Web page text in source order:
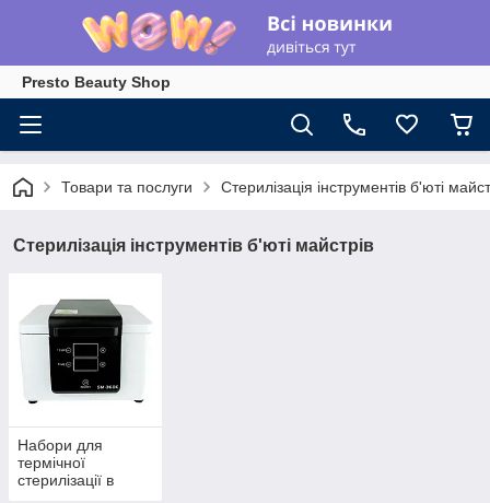
Presto Beauty Shop
Товари та послуги Стерилізація інструментів б'юті
Стерилізація інструментів б'юті майстрів
Набори для
термічної
стерилізації в